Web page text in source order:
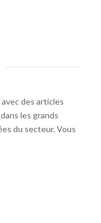
des articles
les grands
du secteur. Vous